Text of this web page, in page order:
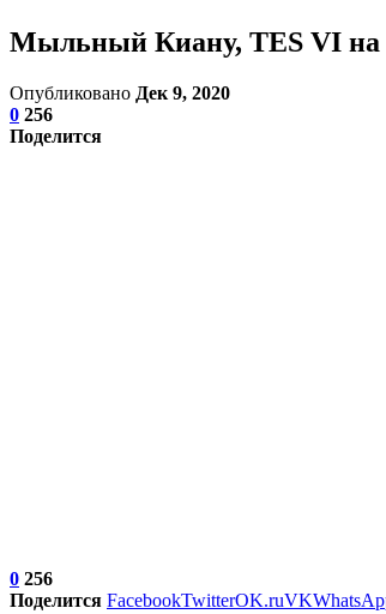
Мыльный Киану, TES VI
Опубликовано Дек 9, 2020
0 256
Поделится
0 256
Поделится FacebookTwitterOK.ruVK